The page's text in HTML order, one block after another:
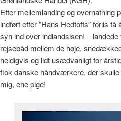
Efter mellemlanding og overnatning
indført efter ”Hans Hedtofts” forlis
syn ind over indlandsisen! –
rejsebåd mellem de høje,
heldigvis og lidt usædvanligt for
flok danske håndværkere, der
mig, ene pige!